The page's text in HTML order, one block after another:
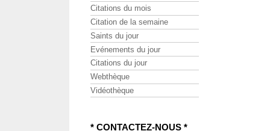
Citations du mois
Citation de la semaine
Saints du jour
Evénements du jour
Citations du jour
Webthèque
Vidéothèque
* CONTACTEZ-NOUS *